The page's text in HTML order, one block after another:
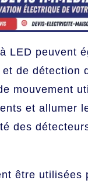
LED peuvent
de détection
mouvement
et allumer
des
être utilisées